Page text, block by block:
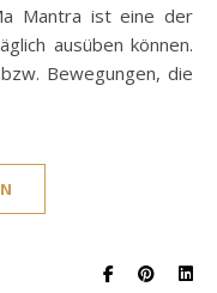
Mantra ist eine der
ausüben können.
Bewegungen, die